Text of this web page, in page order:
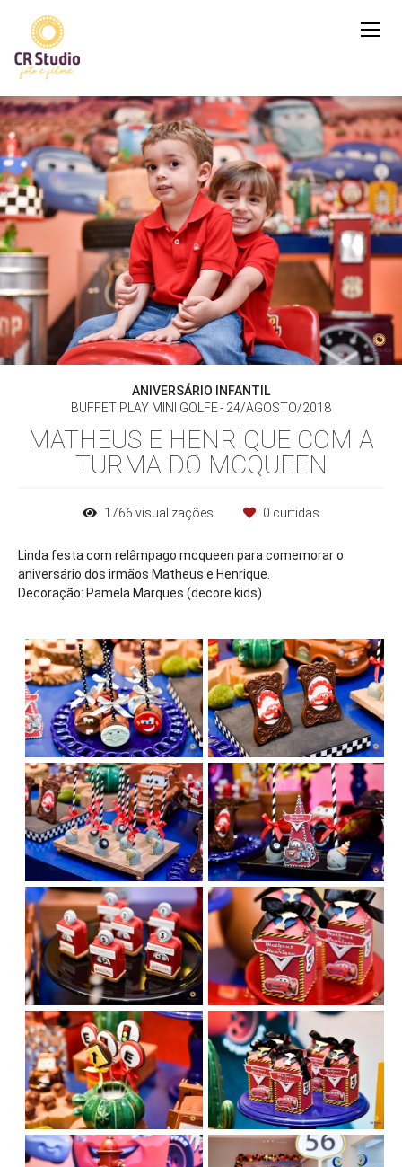
ANIVERSÁRIO INFANTIL
BUFFET PLAY MINI GOLFE
24/AGOSTO/2018
MATHEUS E HENRIQUE COM A
TURMA DO MCQUEEN
1766 visualizações 0 curtidas
Linda festa com relâmpago mcqueen para comemorar o
aniversário dos irmãos Matheus e Henrique.
Decoração: Pamela Marques (decore kids)